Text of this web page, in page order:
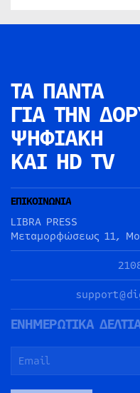
ΤΑ ΠΑΝΤΑ
ΓΙΑ ΤΗΝ
ΨΗΦΙΑΚΗ
ΚΑΙ HD TV
ΕΠΙΚΟΙΝΩΝΙΑ
LIBRA PRESS
Μεταμορφώσεως 11,
ΕΝΗΜΕΡΩΤΙΚΑ